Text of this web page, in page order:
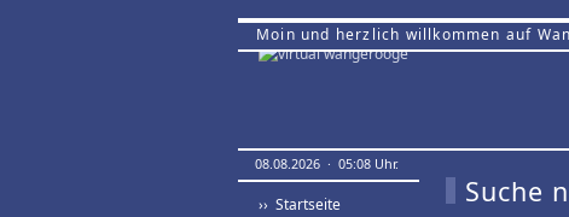
Moin und herzlich willkommen auf
08.08.2026 · 05:08 Uhr.
›› Startseite
Suche